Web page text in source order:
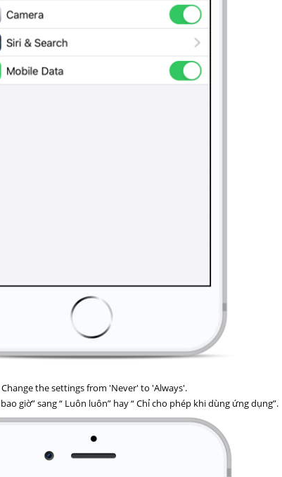
Change the settings from 'Never' to 'Always'.
giờ” sang “ Luôn luôn” hay “ Chỉ cho phép khi dùng ứng dụng”.